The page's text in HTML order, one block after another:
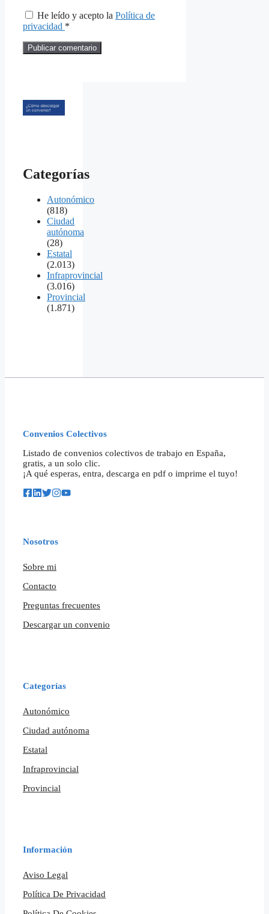
He leído y acepto la Política de
privacidad *
Categorías
Autonómico
(818)
Ciudad
autónoma
(28)
Estatal
(2.013)
Infraprovincial
(3.016)
Provincial
(1.871)
Convenios Colectivos
Listado de convenios colectivos de trabajo en España,
gratis, a un solo clic.
¡A qué esperas, entra, descarga en pdf o imprime el tuyo!
Nosotros
Sobre mi
Contacto
Preguntas frecuentes
Descargar un convenio
Categorías
Autonómico
Ciudad autónoma
Estatal
Infraprovincial
Provincial
Información
Aviso Legal
Política De Privacidad